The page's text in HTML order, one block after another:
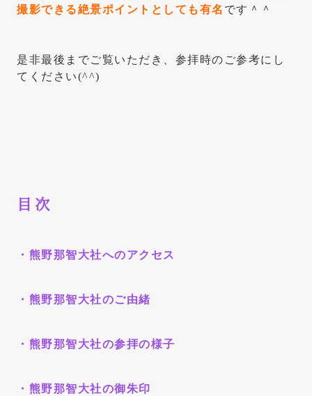
撮影できる絶景ポイントとしても有名 です＾＾
是非最後までご覧いただき、参拝時のご参考にし
てください(^^)
目次
・熊野那智大社へのアクセス
・熊野那智大社のご由緒
・熊野那智大社の参拝の様子
・熊野那智大社の御朱印